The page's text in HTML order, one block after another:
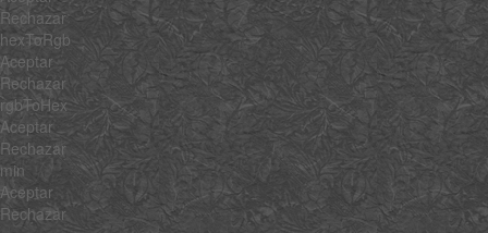
Rechazar
hexToRgb
Aceptar
Rechazar
rgbToHex
Aceptar
Rechazar
min
Aceptar
Rechazar